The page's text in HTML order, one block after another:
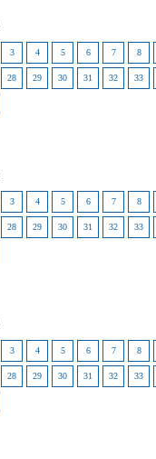
3 4 5 6 7 8
28 29 30 31 32 33
3 4 5 6 7 8
28 29 30 31 32 33
3 4 5 6 7 8
28 29 30 31 32 33